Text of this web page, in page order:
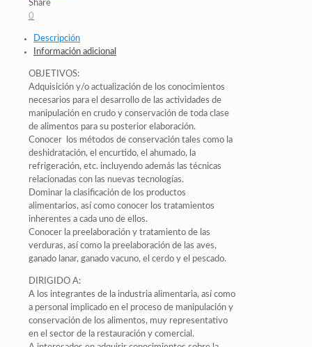
Share
0
Descripción
Información adicional
OBJETIVOS:
Adquisición y/o actualización de los conocimientos
necesarios para el desarrollo de las actividades de
manipulación en crudo y conservación de toda clase
de alimentos para su posterior elaboración.
Conocer los métodos de conservación tales como la
deshidratación, el encurtido, el ahumado, la
refrigeración, etc. incluyendo además las técnicas
relacionadas con las nuevas tecnologías.
Dominar la clasificación de los productos
alimentarios, así como conocer los tratamientos
inherentes a cada uno de ellos.
Conocer la preelaboración y tratamiento de las
verduras, así como la preelaboración de las aves,
ganado lanar, ganado vacuno, el cerdo y el pescado.
DIRIGIDO A:
A los integrantes de la industria alimentaria, así como
a personal implicado en el proceso de manipulación y
conservación de los alimentos, muy representativo
en el sector de la restauración y comercial.